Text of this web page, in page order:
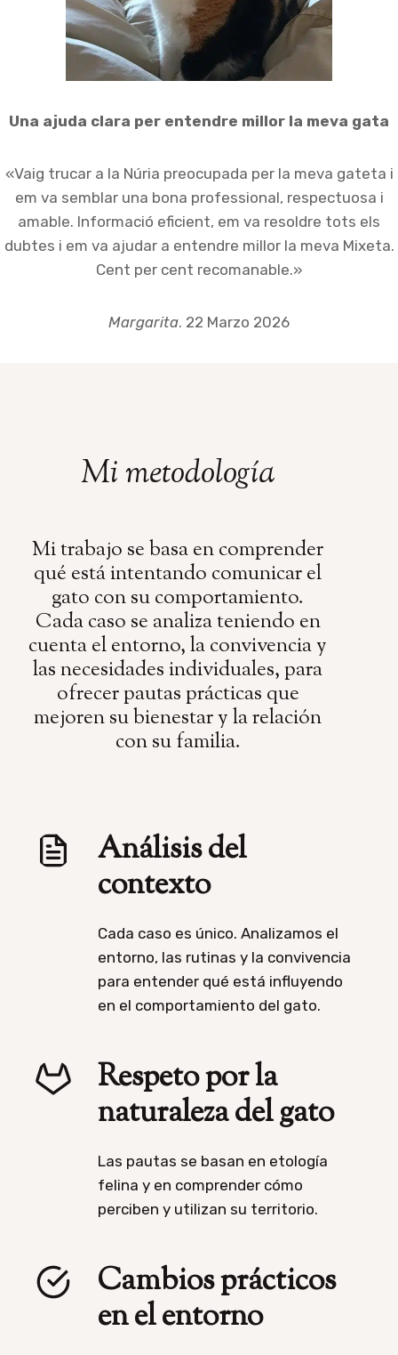
Una ajuda clara per entendre millor la meva gata
«Vaig trucar a la Núria preocupada per la meva gateta i
em va semblar una bona professional, respectuosa i
amable. Informació eficient, em va resoldre tots els
dubtes i em va ajudar a entendre millor la meva Mixeta.
Cent per cent recomanable.»
Margarita. 22 Marzo 2026
Mi metodología
Mi trabajo se basa en comprender
qué está intentando comunicar el
gato con su comportamiento.
Cada caso se analiza teniendo en
cuenta el entorno, la convivencia y
las necesidades individuales, para
ofrecer pautas prácticas que
mejoren su bienestar y la relación
con su familia.
Análisis del
contexto
Cada caso es único. Analizamos el
entorno, las rutinas y la convivencia
para entender qué está influyendo
en el comportamiento del gato.
Respeto por la
naturaleza del gato
Las pautas se basan en etología
felina y en comprender cómo
perciben y utilizan su territorio.
Cambios prácticos
en el entorno